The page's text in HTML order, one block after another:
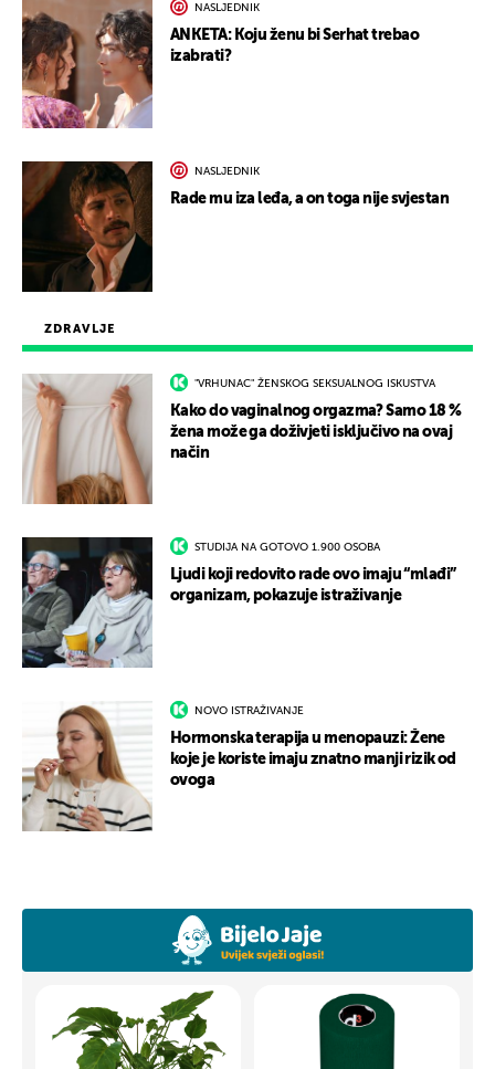
ZDRAVLJE
"VRHUNAC" ŽENSKOG SEKSUALNOG ISKUSTVA
Kako do vaginalnog orgazma? Samo 18 %
žena može ga doživjeti isključivo na ovaj
način
STUDIJA NA GOTOVO 1.900 OSOBA
Ljudi koji redovito rade ovo imaju “mlađi”
organizam, pokazuje istraživanje
NOVO ISTRAŽIVANJE
Hormonska terapija u menopauzi: Žene
koje je koriste imaju znatno manji rizik od
ovoga
NASLJEDNIK
ANKETA: Koju ženu bi Serhat trebao
izabrati?
NASLJEDNIK
Rade mu iza leđa, a on toga nije svjestan